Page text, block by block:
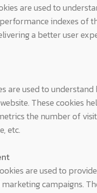
are used to
indexes of
a better user
are used to understand
These cookies
the number of
etc.
are used to
campaigns.